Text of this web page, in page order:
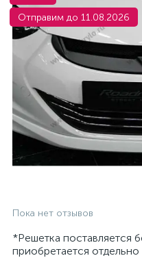
Отправим до 11.08.2026
Пока нет отзывов
*Решетка поставляется
приобретается